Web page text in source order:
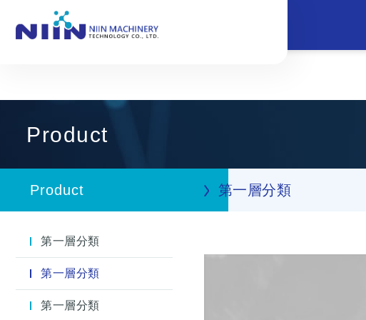
Product
Product
第一層分類
第一層分類
第一層分類
第一層分類